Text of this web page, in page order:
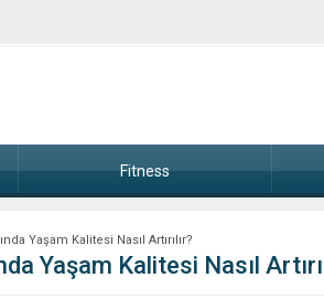
Fitness
Yaşam Kalitesi Nasıl Artırılır?
Yaşam Kalitesi Nasıl